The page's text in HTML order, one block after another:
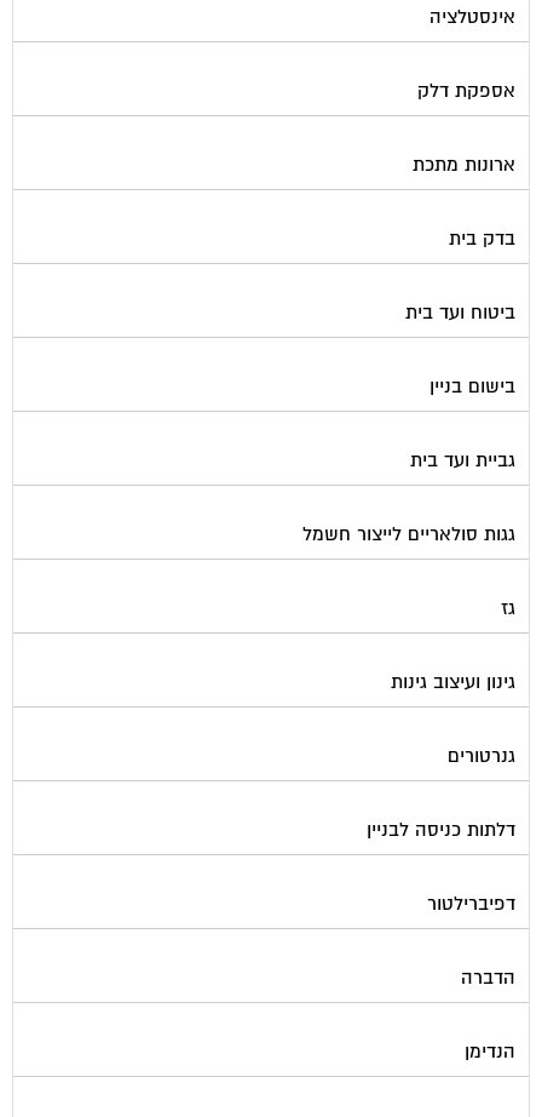
גז
גינון ועיצוב גינות
גנרטורים
דלתות כניסה לבניין
דפיברילטור
הדברה
הנדימן
הרחקת יונים
התחדשות עירונית
חברות ניהול בתים משותפים
חברות ניקיון בתים משותפים
חיטוי מאגרי מים
חשמל
טפסים וחתימות דיגיטליות
כיבוי אש